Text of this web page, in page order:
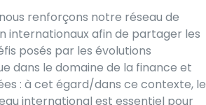
renforçons notre réseau de
internationaux afin de partager les
posés par les évolutions
dans le domaine de la finance et
: à cet égard/dans ce contexte, le
international est essentiel pour